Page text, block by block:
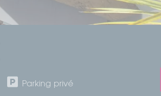
Parking privé